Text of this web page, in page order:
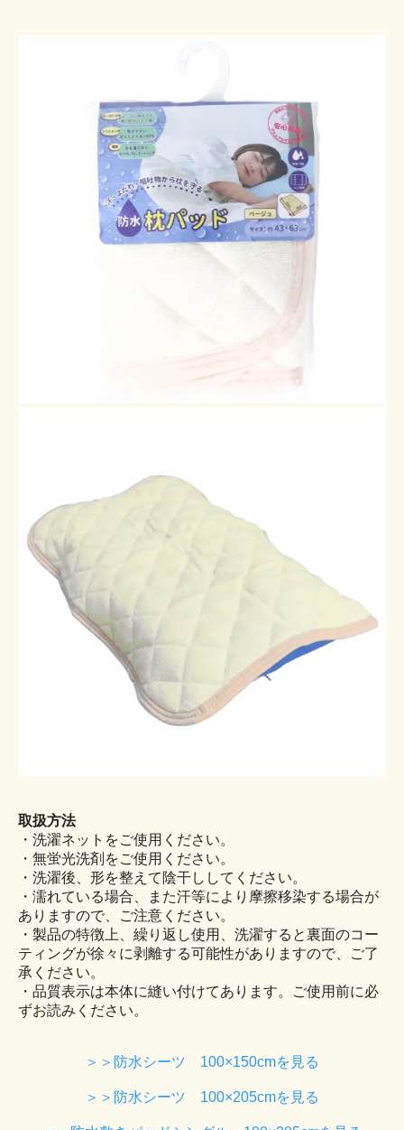
取扱方法
・洗濯ネットをご使用ください。
・無蛍光洗剤をご使用ください。
・洗濯後、形を整えて陰干ししてください。
・濡れている場合、また汗等により摩擦移染する場合が
ありますので、ご注意ください。
・製品の特徴上、繰り返し使用、洗濯すると裏面のコー
ティングが徐々に剥離する可能性がありますので、ご了
承ください。
・品質表示は本体に縫い付けてあります。ご使用前に必
ずお読みください。
＞＞防水シーツ 100×150cmを見る
＞＞防水シーツ 100×205cmを見る